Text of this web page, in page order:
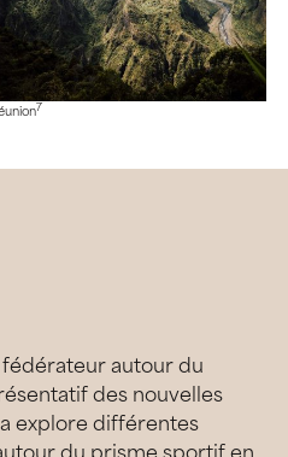
7
autour du
des nouvelles
explore différentes